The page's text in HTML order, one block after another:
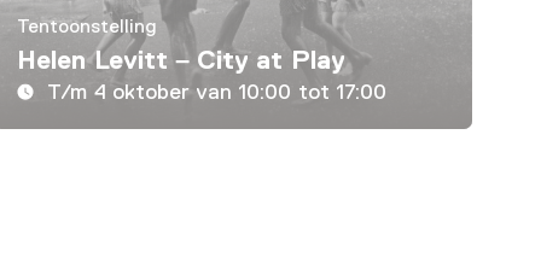
Tentoonstelling
Helen Levitt – City at Play
T/m 4 oktober van 10:00 tot 17:00